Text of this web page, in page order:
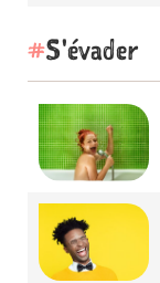
S'évader